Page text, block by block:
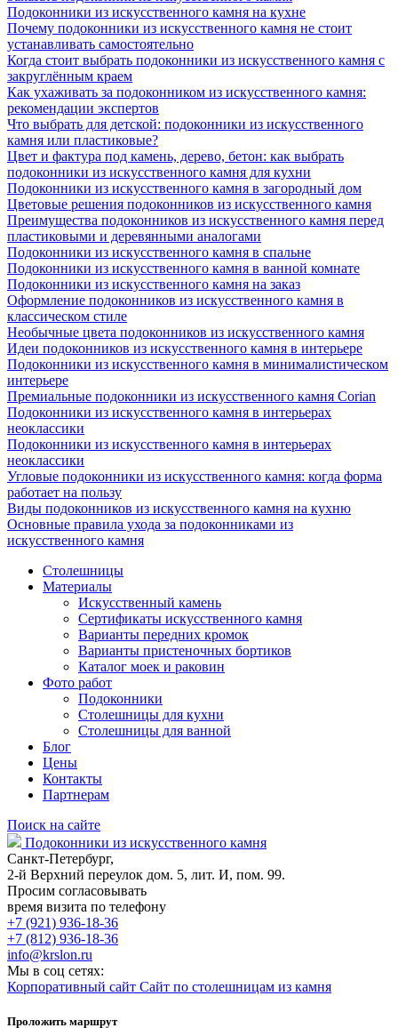
Подоконники из искусственного камня на кухне
Почему подоконники из искусственного камня не стоит
устанавливать самостоятельно
Когда стоит выбрать подоконники из искусственного камня с
закруглённым краем
Как ухаживать за подоконником из искусственного камня:
рекомендации экспертов
Что выбрать для детской: подоконники из искусственного
камня или пластиковые?
Цвет и фактура под камень, дерево, бетон: как выбрать
подоконники из искусственного камня для кухни
Подоконники из искусственного камня в загородный дом
Цветовые решения подоконников из искусственного камня
Преимущества подоконников из искусственного камня перед
пластиковыми и деревянными аналогами
Подоконники из искусственного камня в спальне
Подоконники из искусственного камня в ванной комнате
Подоконники из искусственного камня на заказ
Оформление подоконников из искусственного камня в
классическом стиле
Необычные цвета подоконников из искусственного камня
Идеи подоконников из искусственного камня в интерьере
Подоконники из искусственного камня в минималистическом
интерьере
Премиальные подоконники из искусственного камня Corian
Подоконники из искусственного камня в интерьерах
неоклассики
Подоконники из искусственного камня в интерьерах
неоклассики
Угловые подоконники из искусственного камня: когда форма
работает на пользу
Виды подоконников из искусственного камня на кухню
Основные правила ухода за подоконниками из
искусственного камня
Столешницы
Материалы
Искусственный камень
Сертификаты искусственного камня
Варианты передних кромок
Варианты пристеночных бортиков
Каталог моек и раковин
Фото работ
Подоконники
Столешницы для кухни
Столешницы для ванной
Блог
Цены
Контакты
Партнерам
Поиск на сайте
Подоконники из искусственного камня
Санкт-Петербург,
2-й Верхний переулок дом. 5, лит. И, пом. 99.
Просим согласовывать
время визита по телефону
+7 (921) 936-18-36
+7 (812) 936-18-36
info@krslon.ru
Мы в соц сетях:
Корпоративный сайт Сайт по столешницам из камня
Проложить маршрут